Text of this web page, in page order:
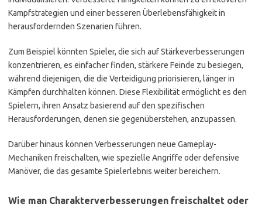
Kampfstrategien und einer besseren Überlebensfähigkeit in
herausfordernden Szenarien führen.
Zum Beispiel könnten Spieler, die sich auf Stärkeverbesserungen
konzentrieren, es einfacher finden, stärkere Feinde zu besiegen,
während diejenigen, die die Verteidigung priorisieren, länger in
Kämpfen durchhalten können. Diese Flexibilität ermöglicht es den
Spielern, ihren Ansatz basierend auf den spezifischen
Herausforderungen, denen sie gegenüberstehen, anzupassen.
Darüber hinaus können Verbesserungen neue Gameplay-
Mechaniken freischalten, wie spezielle Angriffe oder defensive
Manöver, die das gesamte Spielerlebnis weiter bereichern.
Wie man Charakterverbesserungen freischaltet oder